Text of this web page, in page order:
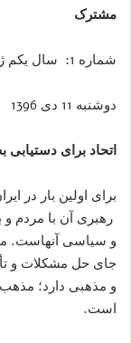
مشترک
شماره 1: سال یکم ژانویه 2018
دوشنبه 11 دی 1396
اتحاد برای
برای اولین بار در
رهبری آن با مردم
و سیاسی آنهاست.
جای حل مشکلات و
و مذهبی دارد؛ مذهب
است.